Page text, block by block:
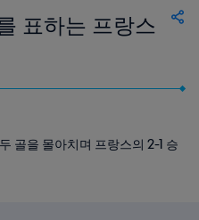
표하는 프랑스
골을 몰아치며 프랑스의 2-1 승